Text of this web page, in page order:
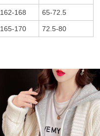
162-168 65-72.5
165-170 72.5-80